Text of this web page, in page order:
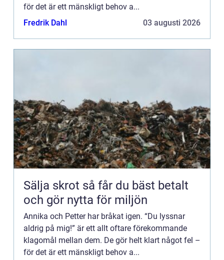
för det är ett mänskligt behov a...
Fredrik Dahl
03 augusti 2026
Sälja skrot så får du bäst betalt
och gör nytta för miljön
Annika och Petter har bråkat igen. “Du lyssnar
aldrig på mig!” är ett allt oftare förekommande
klagomål mellan dem. De gör helt klart något fel –
för det är ett mänskligt behov a...